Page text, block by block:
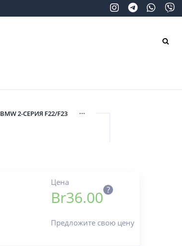
BMW 2-СЕРИЯ F22/F23 ...
Цена
Br36.00 ?
Предложите свою цену